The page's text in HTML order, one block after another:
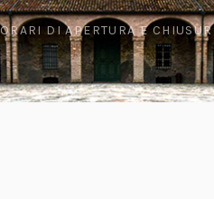
DI APERTURA E